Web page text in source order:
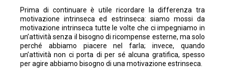
Prima di continuare è utile ricordare la differenza tra
motivazione intrinseca ed estrinseca: siamo mossi da
motivazione intrinseca tutte le volte che ci impegniamo in
un’attività senza il bisogno di ricompense esterne, ma solo
perché abbiamo piacere nel farla; invece, quando
un’attività non ci porta di per sé alcuna gratifica, spesso
per agire abbiamo bisogno di una motivazione estrinseca.